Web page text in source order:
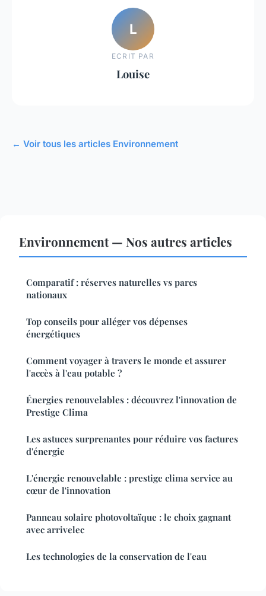
L
ECRIT PAR
Louise
← Voir tous les articles Environnement
Environnement — Nos autres articles
Comparatif : réserves naturelles vs parcs
nationaux
Top conseils pour alléger vos dépenses
énergétiques
Comment voyager à travers le monde et assurer
l'accès à l'eau potable ?
Énergies renouvelables : découvrez l'innovation de
Prestige Clima
Les astuces surprenantes pour réduire vos factures
d'énergie
L'énergie renouvelable : prestige clima service au
cœur de l'innovation
Panneau solaire photovoltaïque : le choix gagnant
avec arrivelec
Les technologies de la conservation de l'eau